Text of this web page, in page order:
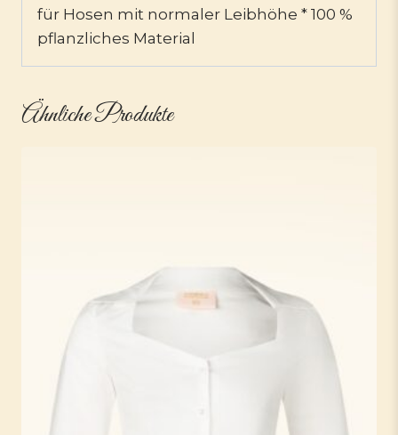
für Hosen mit normaler Leibhöhe * 100 %
pflanzliches Material
Ähnliche Produkte